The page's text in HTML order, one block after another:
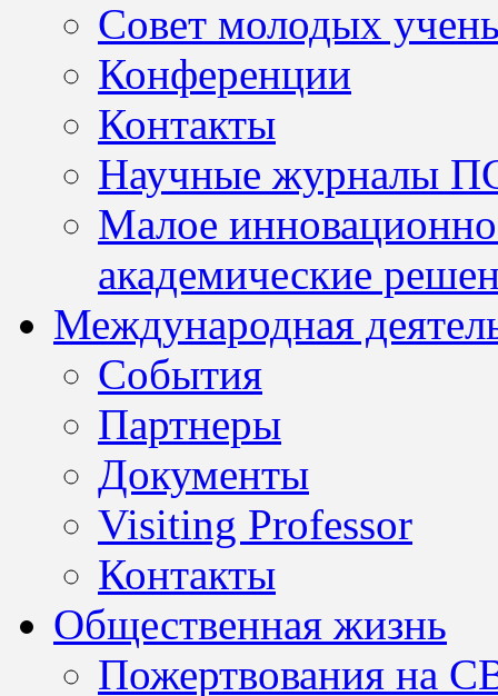
Совет молодых
Конференции
Контакты
Научные журналы
Малое
академические
Международная
События
Партнеры
Документы
Visiting Professor
Контакты
Общественная жизнь
Пожертвования на